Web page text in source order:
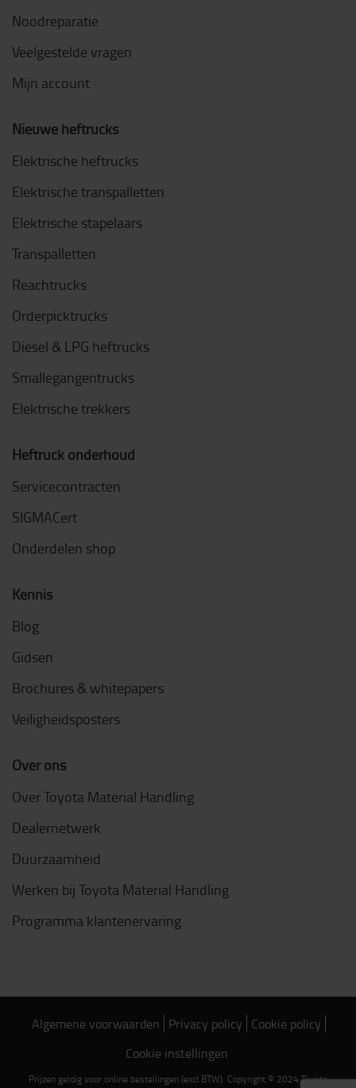
Noodreparatie
Veelgestelde vragen
Mijn account
Nieuwe heftrucks
Elektrische heftrucks
Elektrische transpalletten
Elektrische stapelaars
Transpalletten
Reachtrucks
Orderpicktrucks
Diesel & LPG heftrucks
Smallegangentrucks
Elektrische trekkers
Heftruck onderhoud
Servicecontracten
SIGMACert
Onderdelen shop
Kennis
Blog
Gidsen
Brochures & whitepapers
Veiligheidsposters
Over ons
Over Toyota Material Handling
Dealernetwerk
Duurzaamheid
Werken bij Toyota Material Handling
Programma klantenervaring
Algemene voorwaarden Privacy policy Cookie policy
Cookie instellingen
Prijzen geldig voor online bestellingen (excl.BTW). Copyright © 2024 Toyota